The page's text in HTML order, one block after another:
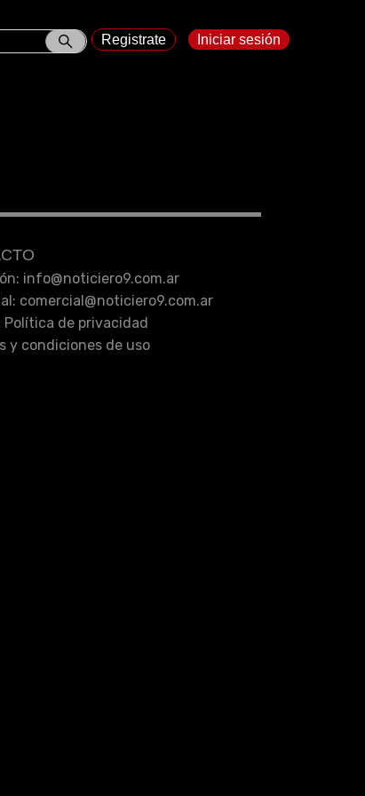
Registrate Iniciar sesión
info@noticiero9.com.ar
comercial@noticiero9.com.ar
Política de privacidad
y condiciones de uso